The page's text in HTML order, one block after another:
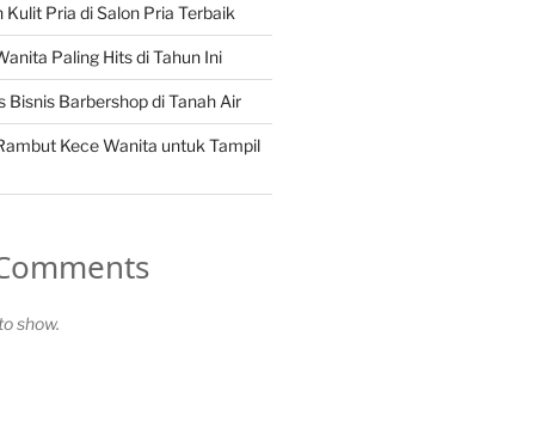
Pria di Salon Pria Terbaik
Paling Hits di Tahun Ini
Bisnis Barbershop di Tanah Air
Kece Wanita untuk Tampil
show.